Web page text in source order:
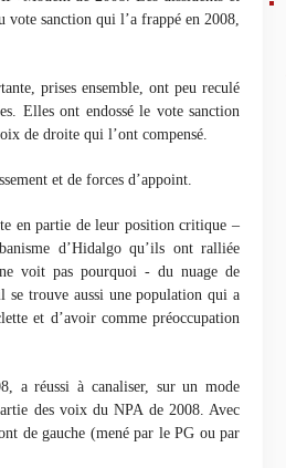
sanction qui l’a frappé en 2008,
prises ensemble, ont peu reculé
Elles ont endossé le vote sanction
de droite qui l’ont compensé.
et de forces d’appoint.
en partie de leur position critique –
d’Hidalgo qu’ils ont ralliée
voit pas pourquoi - du nuage de
se trouve aussi une population qui a
et d’avoir comme préoccupation
a réussi à canaliser, sur un mode
des voix du NPA de 2008. Avec
de gauche (mené par le PG ou par